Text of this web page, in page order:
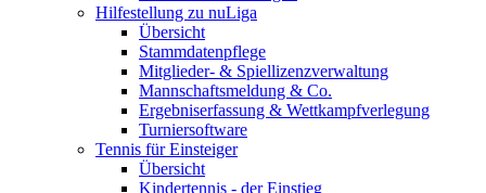
Hilfestellung zu nuLiga
Übersicht
Stammdatenpflege
Mitglieder- & Spiellizenzverwaltung
Mannschaftsmeldung & Co.
Ergebniserfassung & Wettkampfverlegung
Turniersoftware
Tennis für Einsteiger
Übersicht
Kindertennis - der Einstieg